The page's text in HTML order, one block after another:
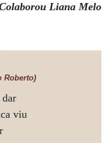
Liana Melo
Roberto)
viu